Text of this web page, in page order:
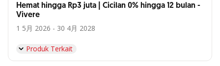
Hemat hingga Rp3 juta | Cicilan 0% hingga 12 bulan -
Vivere
1 5月 2026 - 30 4月 2028
Produk Terkait